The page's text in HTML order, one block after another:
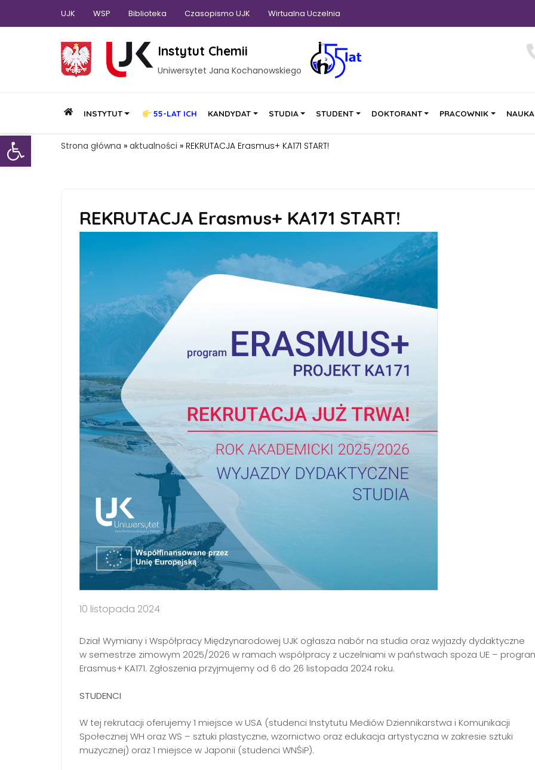
Otwórz pasek narzędzi
UJK WSP Biblioteka Czasopismo UJK Wirtualna Uczelnia
Instytut Chemii
Uniwersytet Jana Kochanowskiego
INSTYTUT 55-LAT ICH KANDYDAT STUDIA STUDENT DOKTORANT PRACOWNIK NAUKA
Strona główna » aktualności » REKRUTACJA Erasmus+ KA171 START!
REKRUTACJA Erasmus+ KA171 START!
10 listopada 2024
Dział Wymiany i Współpracy Międzynarodowej UJK ogłasza nabór na studia oraz wyjazdy dydaktyczne
w semestrze zimowym 2025/2026 w ramach współpracy z uczelniami w państwach spoza UE –
Erasmus+ KA171. Zgłoszenia przyjmujemy od 6 do 26 listopada 2024 roku.
STUDENCI
W tej rekrutacji oferujemy 1 miejsce w USA (studenci Instytutu Mediów Dziennikarstwa i Komunikacji
Społecznej WH oraz WS – sztuki plastyczne, wzornictwo oraz edukacja artystyczna w zakresie sztuki
muzycznej) oraz 1 miejsce w Japonii (studenci WNŚiP).